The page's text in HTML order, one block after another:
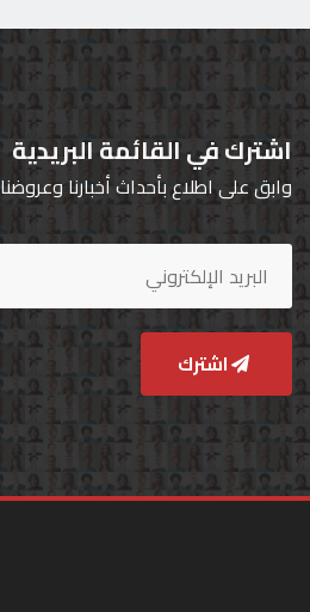
اشترك في القائمة البريدية
وابق على اطلاع بأحداث أخبارنا وعروضنا
اشترك